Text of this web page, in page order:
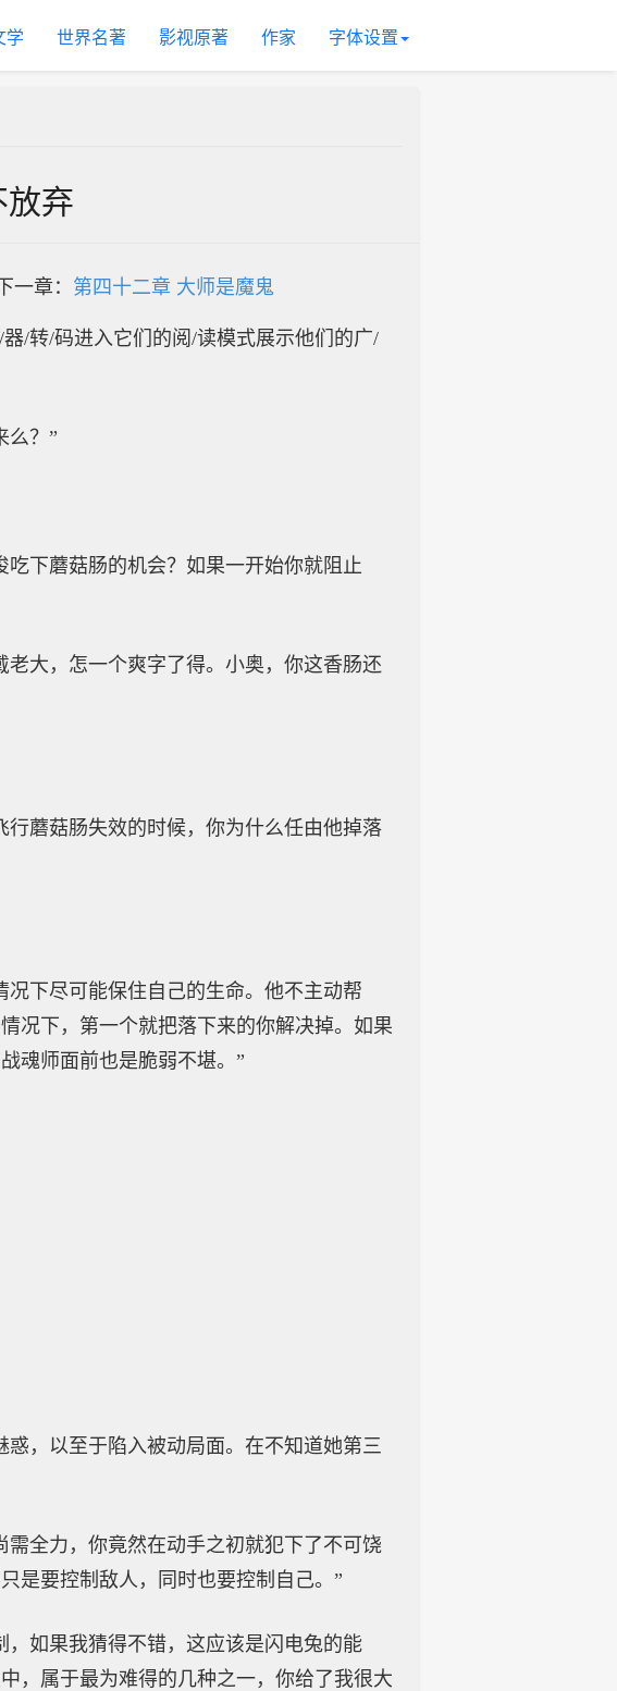
学 世界名著 影视原著 作家 字体设置
弃
下一章： 第四十二章 大师是魔鬼
/转/码进入它们的阅/读模式展示他们的广/
么？”
下蘑菇肠的机会？如果一开始你就阻止
大，怎一个爽字了得。小奥，你这香肠还
蘑菇肠失效的时候，你为什么任由他掉落
下尽可能保住自己的生命。他不主动帮
况下，第一个就把落下来的你解决掉。如果
魂师面前也是脆弱不堪。”
，以至于陷入被动局面。在不知道她第三
全力，你竟然在动手之初就犯下了不可饶
是要控制敌人，同时也要控制自己。”
如果我猜得不错，这应该是闪电兔的能
，属于最为难得的几种之一，你给了我很大